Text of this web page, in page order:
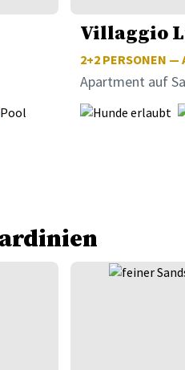
Villaggio
2+2PERSONEN —
Apartment auf